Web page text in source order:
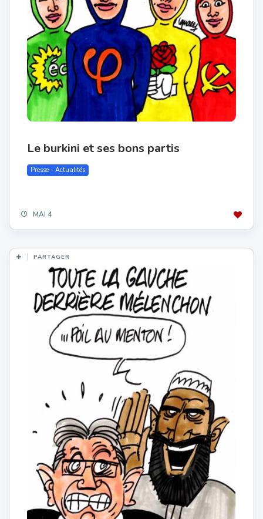
Le burkini et ses bons partis
Presse - Actualités
MAI 4
PARTAGER